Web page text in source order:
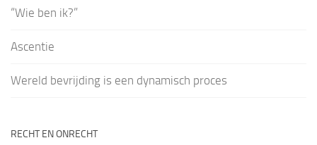
“Wie ben ik?”
Ascentie
Wereld bevrijding is een dynamisch proces
RECHT EN ONRECHT